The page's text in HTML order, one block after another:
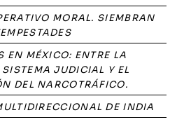
MORAL. SIEMBRAN
EN MÉXICO: ENTRE LA
JUDICIAL Y EL
DEL NARCOTRÁFICO.
DE INDIA